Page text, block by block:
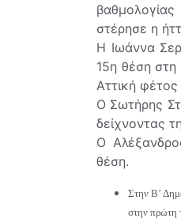
στέρησε η
H Ιωάννα
15η θέση στη
Αττική
Ο Σωτήρης
δείχνοντας
Ο
θέση.
Στην Β’
στην πρώτη